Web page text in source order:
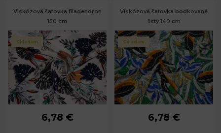
Viskózová šatovka filadendron
150 cm
Skladom
6,78 €
Viskózová šatovka bodkované
listy 140 cm
Skladom
6,78 €